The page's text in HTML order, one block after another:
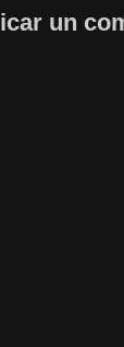
un